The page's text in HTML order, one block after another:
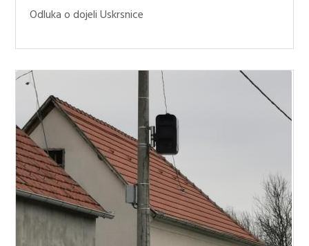
Odluka o dojeli Uskrsnice